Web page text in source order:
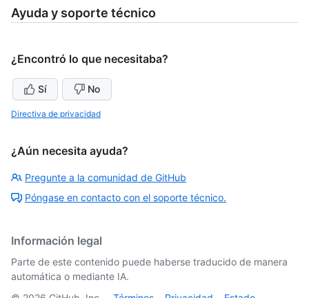
Ayuda y soporte técnico
¿Encontró lo que necesitaba?
Sí No
Directiva de privacidad
¿Aún necesita ayuda?
Pregunte a la comunidad de GitHub
Póngase en contacto con el soporte técnico.
Información legal
Parte de este contenido puede haberse traducido de manera
automática o mediante IA.